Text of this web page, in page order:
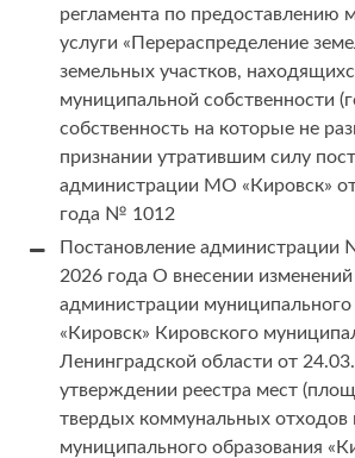
регламента по предоставлению
услуги «Перераспределение
земельных участков,
муниципальной собственности
собственность на которые не
признании утратившим силу
администрации МО «Кировск»
года № 1012
Постановление
2026 года О внесении
администрации муниципального
«Кировск» Кировского
Ленинградской области от
утверждении реестра мест
твердых коммунальных отходов
муниципального образования